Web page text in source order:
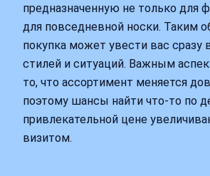
предназначенную не только для
для повседневной носки. Таким
покупка может увести вас сразу
стилей и ситуаций. Важным
то, что ассортимент меняется
поэтому шансы найти что-то по
привлекательной цене
визитом.